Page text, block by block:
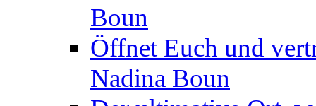
Boun
Öffnet Euch und
Nadina Boun